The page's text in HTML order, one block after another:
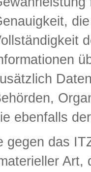
ebenfalls
gegen das